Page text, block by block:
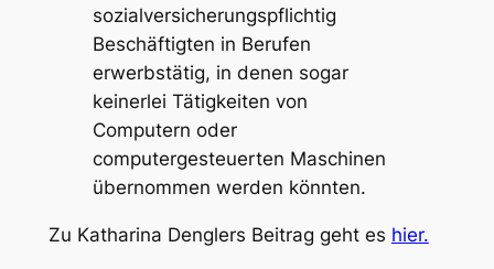
sozialversicherungspflichtig
Beschäftigten in Berufen
erwerbstätig, in denen sogar
keinerlei Tätigkeiten von
Computern oder
computergesteuerten Maschinen
übernommen werden könnten.
Zu Katharina Denglers Beitrag geht es hier.